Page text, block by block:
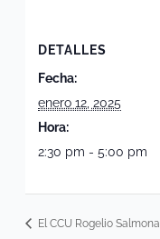
DETALLES
Fecha:
enero 12, 2025
Hora:
2:30 pm - 5:00 pm
El CCU Rogelio Salmona